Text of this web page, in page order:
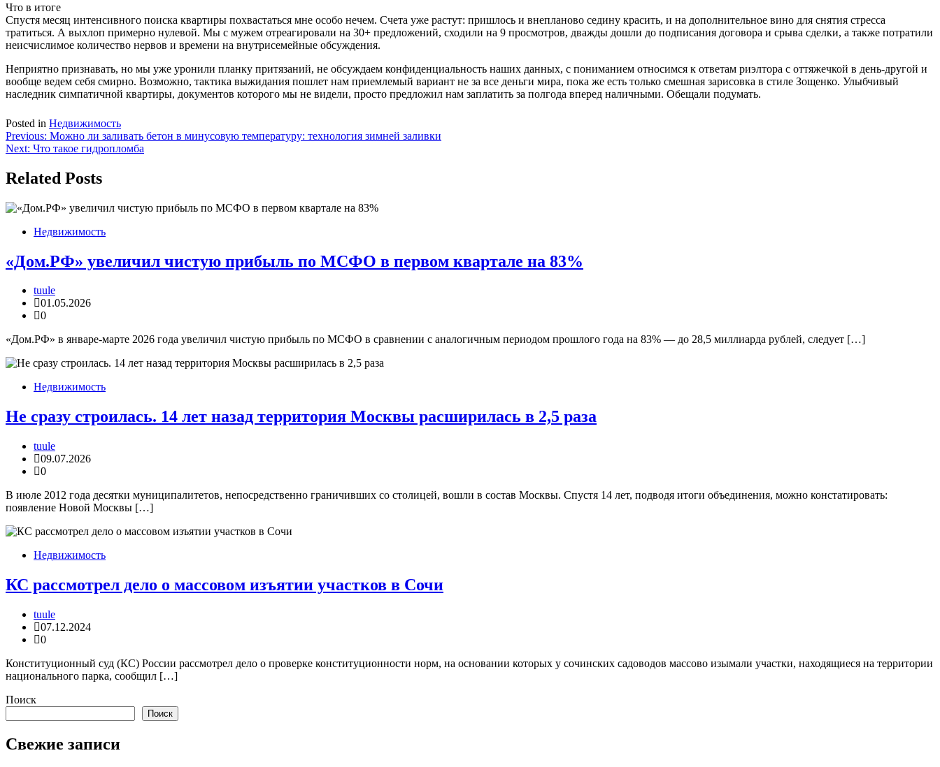
Что в итоге
Спустя месяц интенсивного поиска квартиры похвастаться мне особо нечем. Счета уже растут: пришлось и внепланово седину красить, и на дополнительное вино для снятия стресса
тратиться. А выхлоп примерно нулевой. Мы с мужем отреагировали на 30+ предложений, сходили на 9 просмотров, дважды дошли до подписания договора и срыва сделки, а также потратили
неисчислимое количество нервов и времени на внутрисемейные обсуждения.
Неприятно признавать, но мы уже уронили планку притязаний, не обсуждаем конфиденциальность наших данных, с пониманием относимся к ответам риэлтора с оттяжечкой в день-другой и
вообще ведем себя смирно. Возможно, тактика выжидания пошлет нам приемлемый вариант не за все деньги мира, пока же есть только смешная зарисовка в стиле Зощенко. Улыбчивый
наследник симпатичной квартиры, документов которого мы не видели, просто предложил нам заплатить за полгода вперед наличными. Обещали подумать.
Posted in Недвижимость
Навигация
по
записям
Previous: Можно ли заливать бетон в минусовую температуру: технология зимней заливки
Next: Что такое гидропломба
Related Posts
Недвижимость
«Дом.РФ» увеличил чистую прибыль по МСФО в первом квартале на 83%
tuule
01.05.2026
0
«Дом.РФ» в январе-марте 2026 года увеличил чистую прибыль по МСФО в сравнении с аналогичным периодом прошлого года на 83% — до 28,5 миллиарда рублей, следует […]
Недвижимость
Не сразу строилась. 14 лет назад территория Москвы расширилась в 2,5 раза
tuule
09.07.2026
0
В июле 2012 года десятки муниципалитетов, непосредственно граничивших со столицей, вошли в состав Москвы. Спустя 14 лет, подводя итоги объединения, можно констатировать:
появление Новой Москвы […]
Недвижимость
КС рассмотрел дело о массовом изъятии участков в Сочи
tuule
07.12.2024
0
Конституционный суд (КС) России рассмотрел дело о проверке конституционности норм, на основании которых у сочинских садоводов массово изымали участки, находящиеся на территории
национального парка, сообщил […]
Поиск
Поиск
Свежие записи